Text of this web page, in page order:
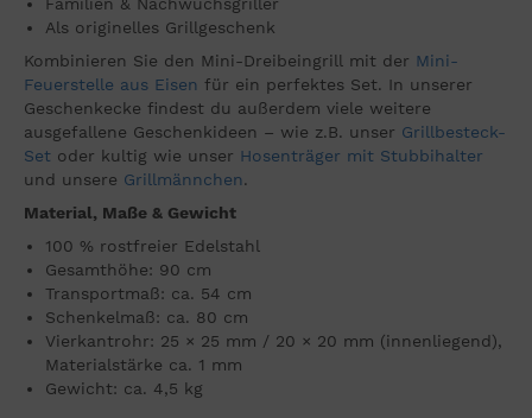
Als originelles Grillgeschenk
Kombinieren Sie den Mini-Dreibeingrill mit der Mini-
Feuerstelle aus Eisen für ein perfektes Set. In unserer
Geschenkecke findest du außerdem viele weitere
ausgefallene Geschenkideen – wie z.B. unser Grillbesteck-
Set oder kultig wie unser Hosenträger mit Stubbihalter
und unsere Grillmännchen.
Material, Maße & Gewicht
100 % rostfreier Edelstahl
Gesamthöhe: 90 cm
Transportmaß: ca. 54 cm
Schenkelmaß: ca. 80 cm
Vierkantrohr: 25 × 25 mm / 20 × 20 mm (innenliegend),
Materialstärke ca. 1 mm
Gewicht: ca. 4,5 kg